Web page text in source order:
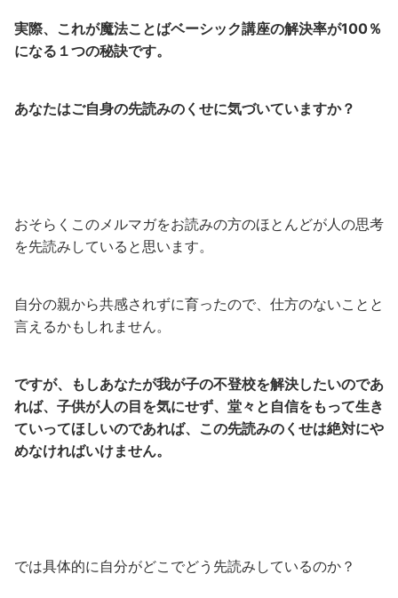
実際、これが魔法ことばベーシック講座の解決率が100％
になる１つの秘訣です。
あなたはご自身の先読みのくせに気づいていますか？
おそらくこのメルマガをお読みの方のほとんどが人の思考
を先読みしていると思います。
自分の親から共感されずに育ったので、仕方のないことと
言えるかもしれません。
ですが、もしあなたが我が子の不登校を解決したいのであ
れば、子供が人の目を気にせず、堂々と自信をもって生き
ていってほしいのであれば、この先読みのくせは絶対にや
めなければいけません。
では具体的に自分がどこでどう先読みしているのか？